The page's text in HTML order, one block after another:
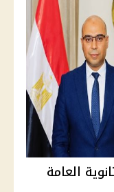
3 مواد بالثانوية العامة